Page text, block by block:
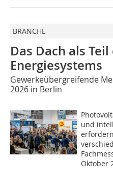
BRANCHE
Das Dach als Teil
Energiesystems
Gewerkeübergreifende
2026 in Berlin
und
Oktober